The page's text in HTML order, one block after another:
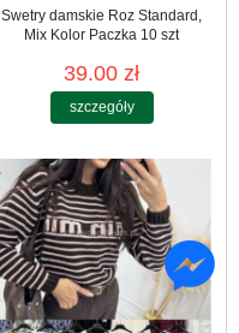
Swetry damskie Roz Standard,
Mix Kolor Paczka 10 szt
39.00 zł
szczegóły